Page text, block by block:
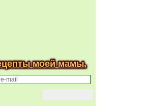
моей мамы.